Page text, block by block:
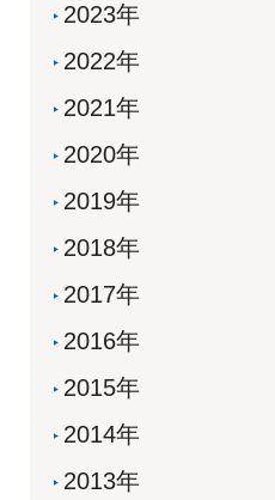
2023年
2022年
2021年
2020年
2019年
2018年
2017年
2016年
2015年
2014年
2013年